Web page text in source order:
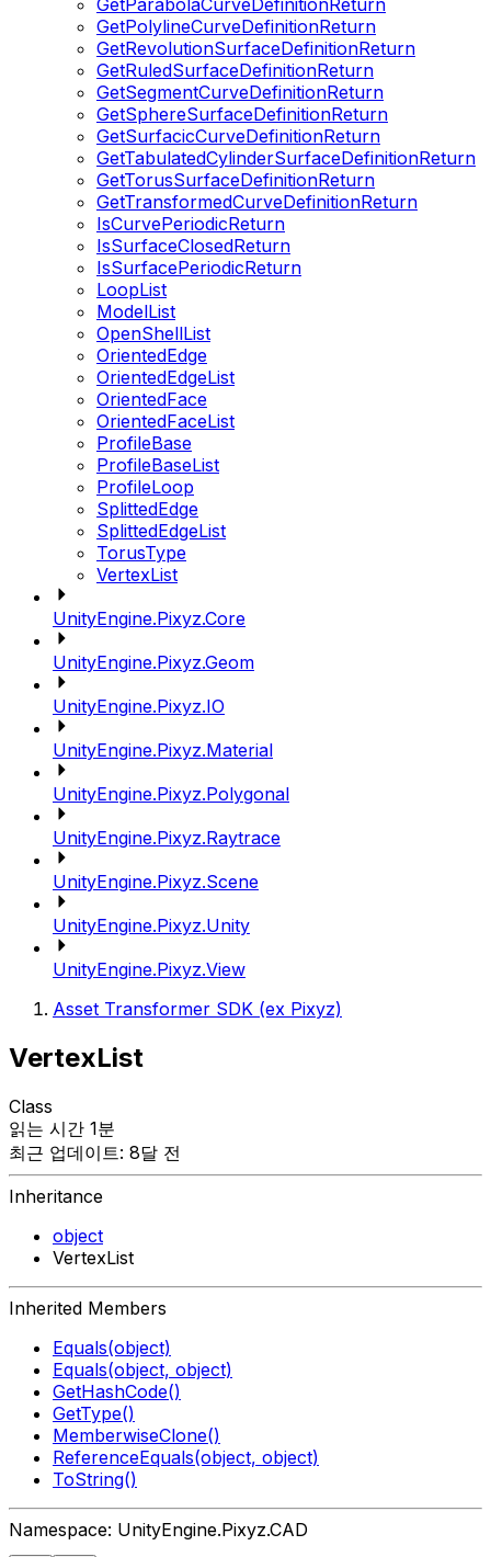
GetParabolaCurveDefinitionReturn
GetPolylineCurveDefinitionReturn
GetRevolutionSurfaceDefinitionReturn
GetRuledSurfaceDefinitionReturn
GetSegmentCurveDefinitionReturn
GetSphereSurfaceDefinitionReturn
GetSurfacicCurveDefinitionReturn
GetTabulatedCylinderSurfaceDefinitionReturn
GetTorusSurfaceDefinitionReturn
GetTransformedCurveDefinitionReturn
IsCurvePeriodicReturn
IsSurfaceClosedReturn
IsSurfacePeriodicReturn
LoopList
ModelList
OpenShellList
OrientedEdge
OrientedEdgeList
OrientedFace
OrientedFaceList
ProfileBase
ProfileBaseList
ProfileLoop
SplittedEdge
SplittedEdgeList
TorusType
VertexList
UnityEngine.Pixyz.Core
UnityEngine.Pixyz.Geom
UnityEngine.Pixyz.IO
UnityEngine.Pixyz.Material
UnityEngine.Pixyz.Polygonal
UnityEngine.Pixyz.Raytrace
UnityEngine.Pixyz.Scene
UnityEngine.Pixyz.Unity
UnityEngine.Pixyz.View
Asset Transformer SDK (ex Pixyz)
VertexList
Class
읽는 시간 1분
최근 업데이트: 8달 전
Inheritance
object
VertexList
Inherited Members
Equals(object)
Equals(object, object)
GetHashCode()
GetType()
MemberwiseClone()
ReferenceEquals(object, object)
ToString()
Namespace: UnityEngine.Pixyz.CAD